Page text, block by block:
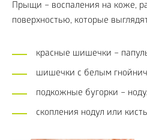
Прыщи – воспаления на коже,
поверхностью, которые
красные шишечки –
шишечки с белым
подкожные бугорки –
скопления нодул или